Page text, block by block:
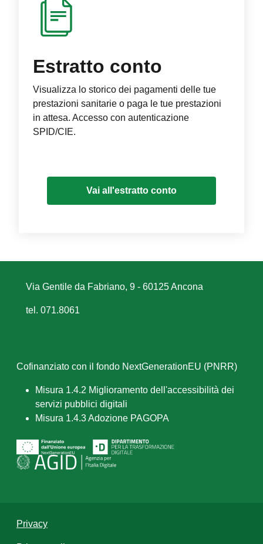
Estratto conto
Visualizza lo storico dei pagamenti delle tue
prestazioni sanitarie o paga le tue prestazioni
in attesa. Accesso con autenticazione
SPID/CIE.
Vai all'estratto conto
Via Gentile da Fabriano, 9 - 60125 Ancona
tel. 071.8061
Cofinanziato con il fondo NextGenerationEU (PNRR)
Misura 1.4.2 Miglioramento dell'accessibilità dei
servizi pubblici digitali
Misura 1.4.3 Adozione PAGOPA
Privacy